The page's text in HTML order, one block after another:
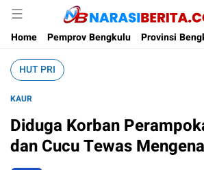
Narasi Berita
Home
Pemprov Bengkulu Provinsi
HUT PRI
KAUR
Diduga Korban
dan Cucu Tewas